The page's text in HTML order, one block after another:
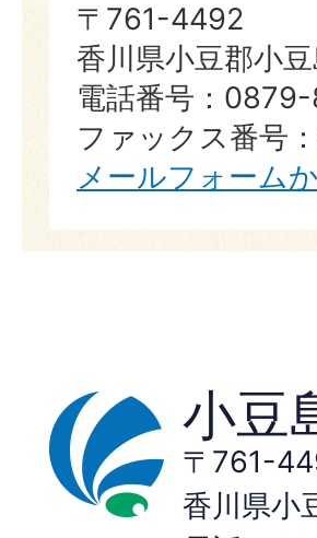
〒761-4492
香川県小豆郡小
電話番号：
ファックス番号
メールフォーム
小豆
〒761-
香川県小